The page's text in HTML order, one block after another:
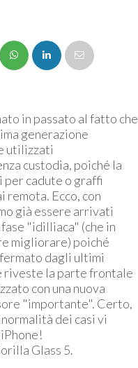
in passato al fatto che
generazione
utilizzati
custodia, poiché la
cadute o graffi
remota. Ecco, con
già essere arrivati
"idilliaca" (che in
migliorare) poiché
dagli ultimi
riveste la parte frontale
con una nuova
"importante". Certo,
dei casi vi
Glass 5.